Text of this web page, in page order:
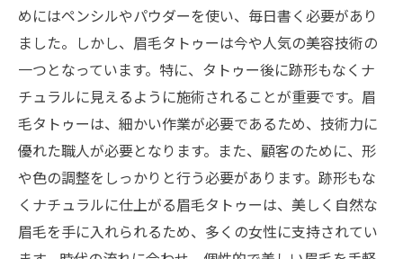
めにはペンシルやパウダーを使い、毎日書く必要があり
ました。しかし、眉毛タトゥーは今や人気の美容技術の
一つとなっています。特に、タトゥー後に跡形もなくナ
チュラルに見えるように施術されることが重要です。眉
毛タトゥーは、細かい作業が必要であるため、技術力に
優れた職人が必要となります。また、顧客のために、形
や色の調整をしっかりと行う必要があります。跡形もな
くナチュラルに仕上がる眉毛タトゥーは、美しく自然な
眉毛を手に入れられるため、多くの女性に支持されてい